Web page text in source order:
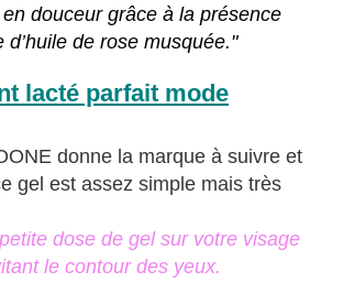
douceur grâce à la présence
d’huile de rose musquée."
lacté parfait mode
donne la marque à suivre et
gel est assez simple mais très
dose de gel sur votre visage
le contour des yeux.